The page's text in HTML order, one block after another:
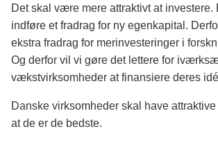
Det skal være mere attraktivt at investere.
indføre et fradrag for ny egenkapital.
ekstra fradrag for merinvesteringer i
Og derfor vil vi gøre det lettere for
vækstvirksomheder at finansiere deres
Danske virksomheder skal have
at de er de bedste.